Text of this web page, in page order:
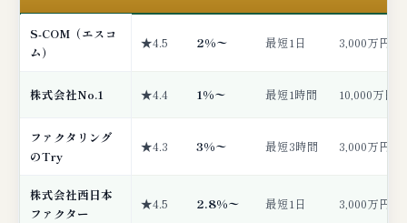
S-COM（エスコ
ム）
★4.5 2%〜 最短1日 3,000万円
株式会社No.1 ★4.4 1%〜 最短1時間 10,000万円
ファクタリング
のTry
★4.3 3%〜 最短3時間 3,000万円
株式会社西日本
ファクター
★4.5 2.8%〜 最短1日 3,000万円